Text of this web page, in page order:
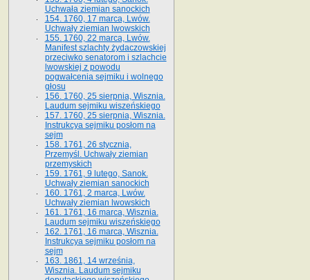
Uchwała ziemian sanockich
154. 1760, 17 marca, Lwów.
Uchwały ziemian lwowskich
155. 1760, 22 marca, Lwów.
Manifest szlachty żydaczowskiej
przeciwko senatorom i szlachcie
lwowskiej z po­wodu
pogwałcenia sejmiku i wolnego
głosu
156. 1760, 25 sierpnia, Wisznia.
Laudum sejmiku wiszeńskiego
157. 1760, 25 sierpnia, Wisznia.
Instrukcya sejmiku posłom na
sejm
158. 1761, 26 stycznia,
Przemyśl. Uchwały ziemian
przemyskich
159. 1761, 9 lutego, Sanok.
Uchwały ziemian sanockich
160. 1761, 2 marca, Lwów.
Uchwały ziemian lwowskich
161. 1761, 16 marca, Wisznia.
Laudum sejmiku wiszeńskiego
162. 1761, 16 marca, Wisznia.
Instrukcya sejmiku posłom na
sejm
163. 1861, 14 września,
Wisznia. Laudum sejmiku